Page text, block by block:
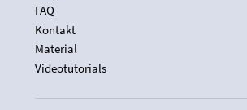
FAQ
Kontakt
Material
Videotutorials